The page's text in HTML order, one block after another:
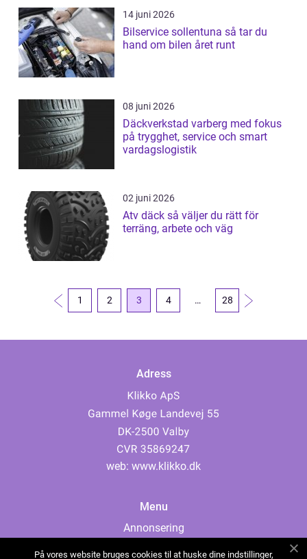
14 juni 2026
Bilservice sollentuna så tar du
hand om bilen året runt
08 juni 2026
Däckverkstad varberg med fokus
på trygghet, service och smart
vardagslogistik
02 juni 2026
Atv däck så väljer du rätt för
terräng, arbete och väg
1 2 3 4 … 28
Adress
web: www.klikko.dk
Menu
Annonsering
På vores website bruges cookies til at huske dine indstillinger,